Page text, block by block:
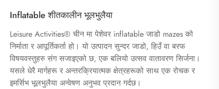
Inflatable शीतकालीन भूलभुलैया
Leisure Activities® चीन मा पेशेवर inflatable जाडो mazes को
निर्माता र आपूर्तिकर्ता हो। यो उत्पादन सुन्दर जाडो, हिउँ वा बरफ
विषयवस्तुहरु संग सजाइएको छ, एक बलियो उत्सव वातावरण सिर्जना।
यसले धेरै मार्गहरू र अन्तरक्रियात्मक क्षेत्रहरूको साथ एक रोचक र
इमर्सिभ भूलभुलैया अन्वेषण अनुभव प्रदान गर्दछ।